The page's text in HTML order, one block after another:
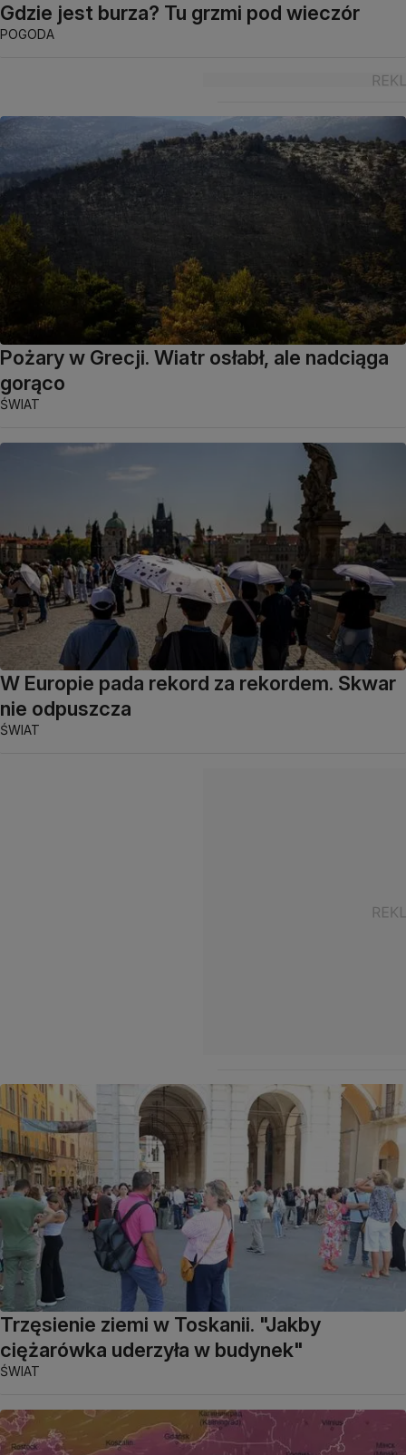
Gdzie jest burza? Tu grzmi pod wieczór
POGODA
Pożary w Grecji. Wiatr osłabł, ale nadciąga
gorąco
ŚWIAT
W Europie pada rekord za rekordem. Skwar
nie odpuszcza
ŚWIAT
Trzęsienie ziemi w Toskanii. "Jakby
ciężarówka uderzyła w budynek"
ŚWIAT